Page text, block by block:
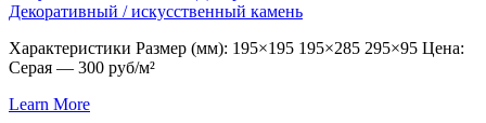
Декоративный / искусственный камень
Характеристики Размер (мм): 195×195 195×285 295×95 Цена:
Серая — 300 руб/м²
Learn More